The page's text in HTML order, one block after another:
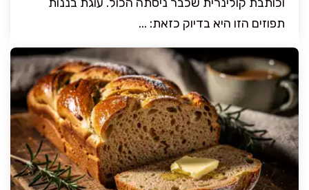
תפוזים הזו היא בדיוק כזאת: ...